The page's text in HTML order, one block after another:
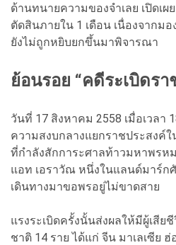
ด้านทนายความของจำเลย เปิดเ
ตัดสินภายใน 1 เดือน เนื่องจากม
ยังไม่ถูกหยิบยกขึ้นมาพิจารณา
ย้อนรอย “คดีระเบิดรา
วันที่ 17 สิงหาคม 2558 เมื่อเวลา
ความสงบกลางแยกราชประสงค์
ที่กำลังสักการะศาลท้าวมหาพรห
แอท เอราวัณ หนึ่งในแลนด์มาร์
เดินทางมาขอพรอยู่ไม่ขาดสาย
แรงระเบิดครั้งนั้นส่งผลให้มีผู้เสีย
ชาติ 14 ราย ได้แก่ จีน มาเลเซีย